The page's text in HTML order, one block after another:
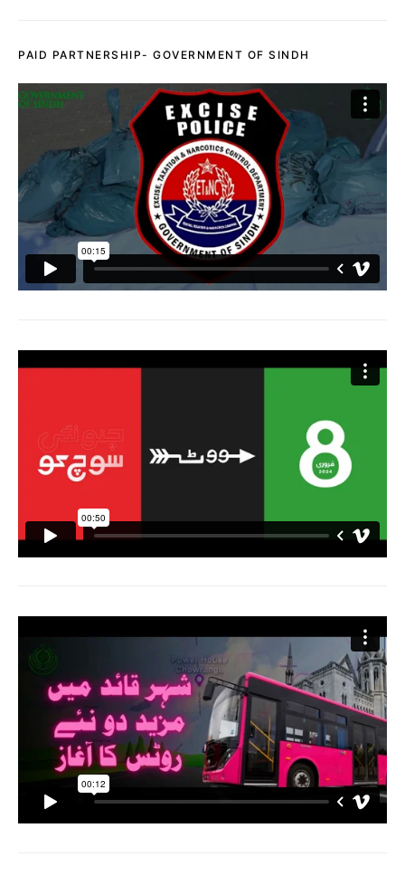
PAID PARTNERSHIP- GOVERNMENT OF SINDH